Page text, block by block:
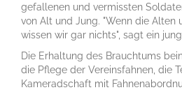
gefallenen und vermissten
von Alt und Jung. "Wenn die Alten
wissen wir gar nichts", sagt ein
Die Erhaltung des Brauchtums
die Pflege der Vereinsfahnen, die
Kameradschaft mit